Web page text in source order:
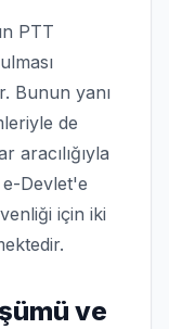
PTT
Bunun yanı
de
aracılığıyla
e-Devlet'e
için iki
ve